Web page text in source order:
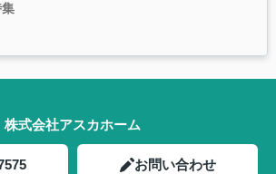
株式会社アスカホーム
お問い合わせ